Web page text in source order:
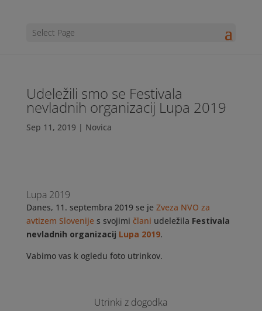
Select Page
Udeležili smo se Festivala
nevladnih organizacij Lupa 2019
Sep 11, 2019 | Novica
Lupa 2019
Danes, 11. septembra 2019 se je Zveza NVO za
avtizem Slovenijes svojimi člani udeležila Festivala
nevladnih organizacij Lupa 2019.
Vabimo vas k ogledu foto utrinkov.
Utrinki z dogodka